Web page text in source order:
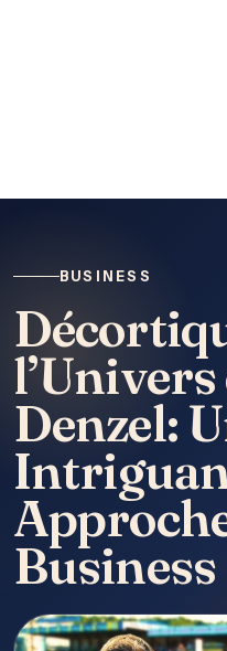
BUSINESS
Denzel:
Business